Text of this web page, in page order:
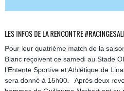
LES INFOS DE LA RENCONTRE
Pour leur quatrième match de la
Blanc reçoivent ce samedi au Stade
l’Entente Sportive et Athlétique de
sera donné à 15h00. Après deux